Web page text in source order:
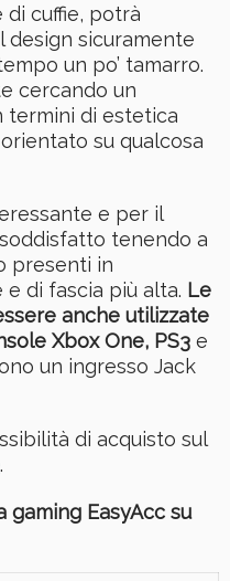
di cuffie, potrà
design sicuramente
un po’ tamarro.
cercando un
termini di estetica
su qualcosa
e per il
tenendo a
presenti in
di fascia più alta. Le
anche utilizzate
Xbox One, PS3 e
un ingresso Jack
di acquisto sul
.
gaming EasyAcc su